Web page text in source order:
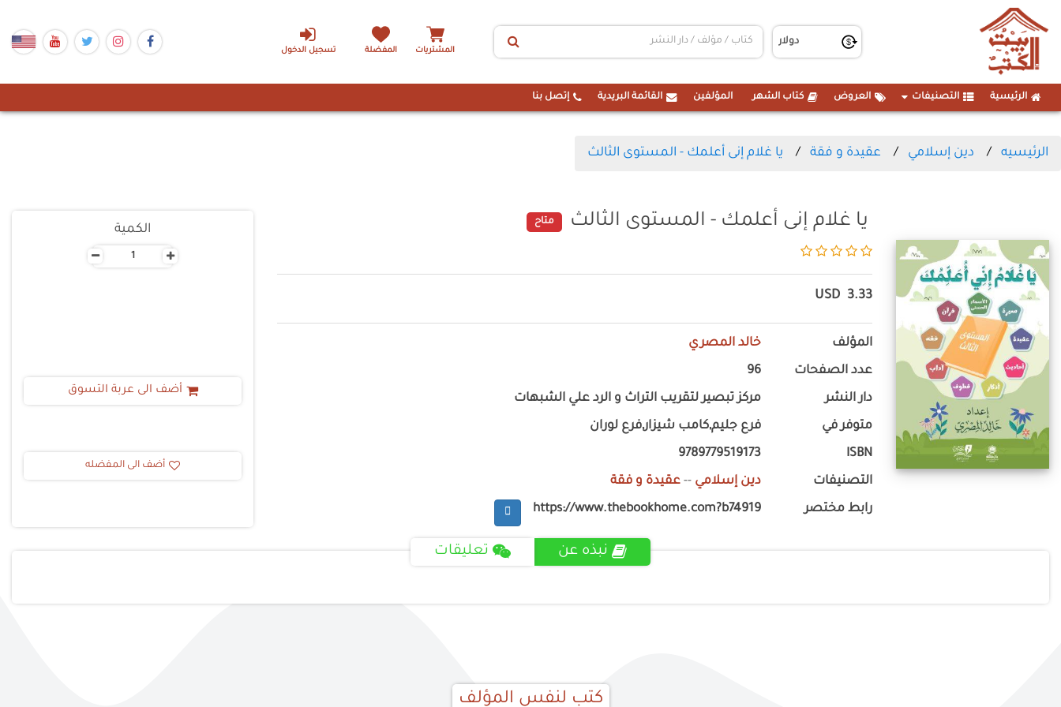
تسجيل الدخول المشتريات المفضلة
الرئيسية التصنيفات العروض كتاب الشهر المؤلفين القائمة البريدية إتصل بنا
الرئيسيه دين إسلامي عقيدة و فقة يا غلام إنى أعلمك - المستوى الثالث
يا غلام إنى أعلمك - المستوى الثالث متاح
3.33
USD
المؤلف خالد المصري
عدد الصفحات 96
دار النشر مركز تبصير لتقريب التراث و الرد علي الشبهات
متوفر في فرع جليم,كامب شيزار,فرع لوران
ISBN
9789779519173
التصنيفات دين إسلامي -- عقيدة و فقة
رابط مختصر https://www.thebookhome.com?b74919
الكمية
- +
أضف الى عربة التسوق
أضف الى المفضله
نبذه عن تعليقات
كتب لنفس المؤلف